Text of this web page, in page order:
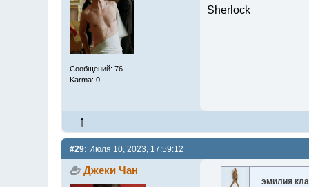
Сообщений: 76
Karma: 0
Sherlock
#29: Июля 10, 2023, 17:59:12
Джеки Чан
эмилия